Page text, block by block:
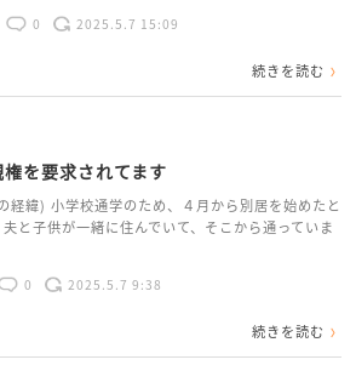
0 2025.5.7 15:09
続きを読む
を要求されてます
経緯) 小学校通学のため、４月から別居を始めたと
夫と子供が一緒に住んでいて、そこから通っていま
0 2025.5.7 9:38
続きを読む